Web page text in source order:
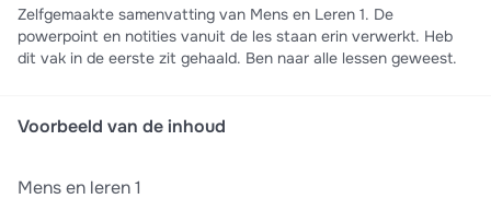
Zelfgemaakte samenvatting van Mens en Leren 1. De
powerpoint en notities vanuit de les staan erin verwerkt. Heb
dit vak in de eerste zit gehaald. Ben naar alle lessen geweest.
Voorbeeld van de inhoud
Mens en leren 1